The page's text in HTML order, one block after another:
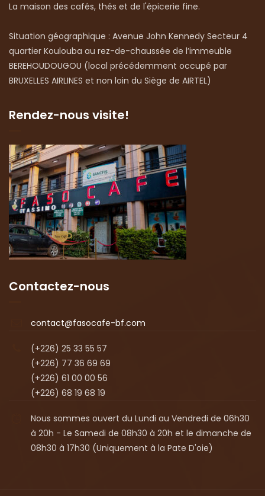
La maison des cafés, thés et de l'épicerie fine.
Situation géographique : Avenue John Kennedy Secteur 4
quartier Koulouba au rez-de-chaussée de l’immeuble
BEREHOUDOUGOU (local précédemment occupé par
BRUXELLES AIRLINES et non loin du Siège de AIRTEL)
Rendez-nous visite!
Contactez-nous
contact@fasocafe-bf.com
(+226) 25 33 55 57
(+226) 77 36 69 69
(+226) 61 00 00 56
(+226) 68 19 68 19
Nous sommes ouvert du Lundi au Vendredi de 06h30
à 20h - Le Samedi de 08h30 à 20h et le dimanche de
08h30 à 17h30 (Uniquement à la Pate D'oie)